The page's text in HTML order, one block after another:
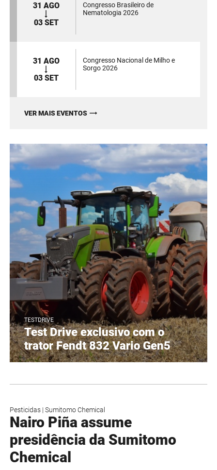
31 AGO
03 SET
Congresso Brasileiro de
Nematologia 2026
31 AGO
03 SET
Congresso Nacional de Milho e
Sorgo 2026
VER MAIS EVENTOS
TESTDRIVE
Test Drive exclusivo com o
trator Fendt 832 Vario Gen5
Pesticidas | Sumitomo Chemical
Nairo Piña assume
presidência da Sumitomo
Chemical